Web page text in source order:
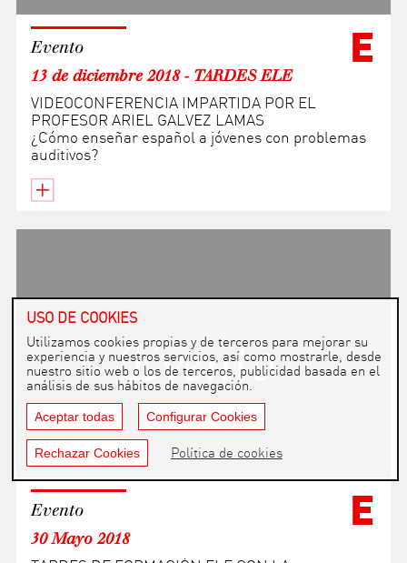
E
Evento
13 de diciembre 2018 - TARDES ELE
VIDEOCONFERENCIA IMPARTIDA POR EL
PROFESOR ARIEL GALVEZ LAMAS
¿Cómo enseñar español a jóvenes con problemas
auditivos?
E
Evento
30 Mayo 2018
USO DE COOKIES
Utilizamos cookies propias y de terceros para mejorar su
experiencia y nuestros servicios, así como mostrarle, desde
nuestro sitio web o los de terceros, publicidad basada en el
análisis de sus hábitos de navegación.
Aceptar todas Configurar Cookies
Rechazar Cookies Política de cookies